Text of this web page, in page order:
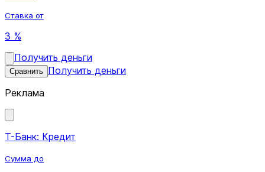
Ставка от
3 %
Получить деньги
Сравнить Получить деньги
Реклама
Т-Банк: Кредит
Сумма до